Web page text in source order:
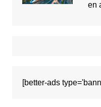
en
[better-ads